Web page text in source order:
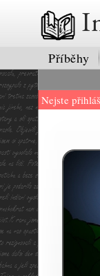
Příběhy
Nejste